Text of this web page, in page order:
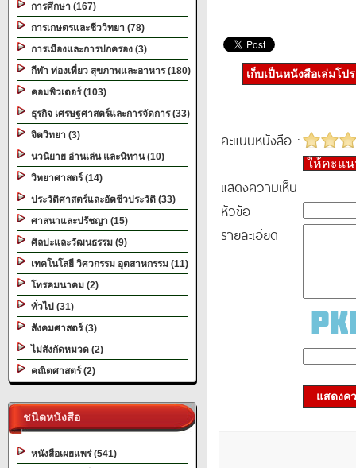
การศึกษา (167)
การเกษตรและชีววิทยา (78)
การเมืองและการปกครอง (3)
กีฬา ท่องเที่ยว สุขภาพและอาหาร (180)
คอมพิวเตอร์ (103)
ธุรกิจ เศรษฐศาสตร์และการจัดการ (33)
จิตวิทยา (3)
นวนิยาย อ่านเล่น และนิทาน (10)
วิทยาศาสตร์ (14)
ประวัติศาสตร์และอัตชีวประวัติ (33)
ศาสนาและปรัชญา (15)
ศิลปะและวัฒนธรรม (9)
เทคโนโลยี วิศวกรรม อุตสาหกรรม (11)
โทรคมนาคม (2)
ทั่วไป (31)
สังคมศาสตร์ (3)
ไม่สังกัดหมวด (2)
คณิตศาสตร์ (2)
ชนิดหนังสือ
หนังสือเผยแพร่ (541)
เก็บเป็นหนังสือเล่มโป
คะแนนหนังสือ :
ให้คะแ
แสดงความเห็น
หัวข้อ
รายละเอียด
แสดงค